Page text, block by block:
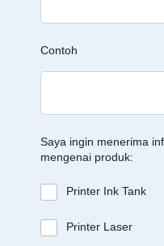
Contoh
Saya ingin menerima
mengenai produk:
Printer Ink Tank
Printer Laser